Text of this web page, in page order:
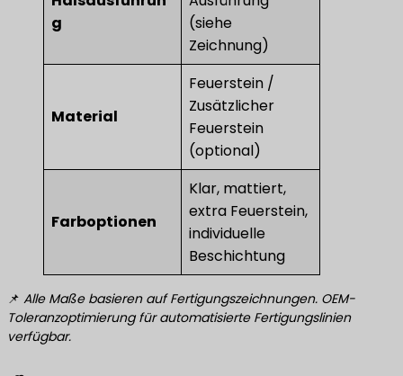
g
(siehe
Zeichnung)
Material
Feuerstein /
Zusätzlicher
Feuerstein
(optional)
Farboptionen
Klar, mattiert,
extra Feuerstein,
individuelle
Beschichtung
📌 Alle Maße basieren auf Fertigungszeichnungen. OEM-
Toleranzoptimierung für automatisierte Fertigungslinien
verfügbar.